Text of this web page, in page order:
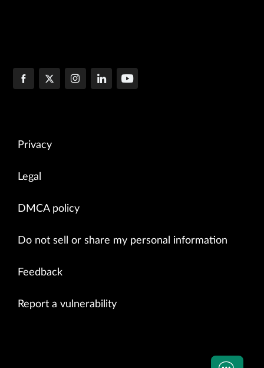
Privacy
Legal
DMCA policy
Do not sell or share my personal information
Feedback
Report a vulnerability